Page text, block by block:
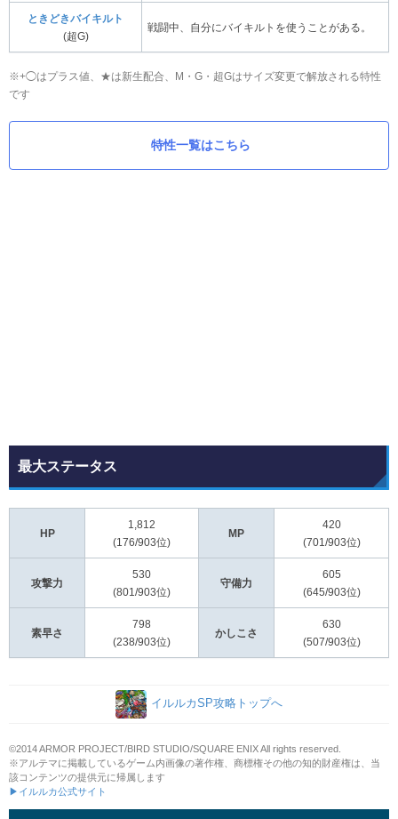
ときどきバイキルト
(超G)
戦闘中、自分にバイキルトを使うことがある。
※+◯はプラス値、★は新生配合、M・G・超Gはサイズ変更で解放される特性
です
特性一覧はこちら
最大ステータス
HP
1,812
(176/903位)
MP
420
(701/903位)
攻撃力
530
(801/903位)
守備力
605
(645/903位)
素早さ
798
(238/903位)
かしこさ
630
(507/903位)
イルルカSP攻略トップへ
©2014 ARMOR PROJECT/BIRD STUDIO/SQUARE ENIX All rights reserved.
※アルテマに掲載しているゲーム内画像の著作権、商標権その他の知的財産権は、当
該コンテンツの提供元に帰属します
▶イルルカ公式サイト